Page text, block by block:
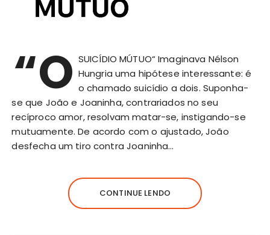
“O SUICÍDIO MÚTUO“ Imaginava Nélson
Hungria uma hipótese interessante: é
o chamado suicídio a dois. Suponha-
se que João e Joaninha, contrariados no seu
recíproco amor, resolvam matar-se, instigando-se
mutuamente. De acordo com o ajustado, João
desfecha um tiro contra Joaninha…
CONTINUE LENDO